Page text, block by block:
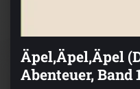
Äpel,Äpel,Äpel
Abenteuer, Band